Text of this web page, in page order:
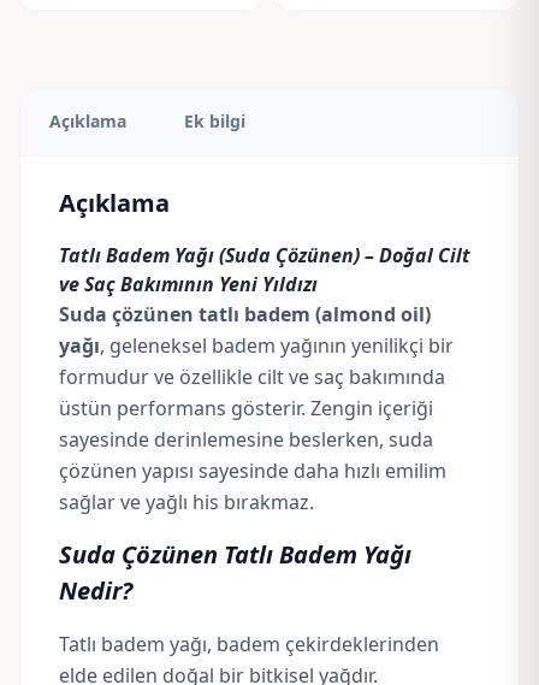
Açıklama Ek bilgi
Açıklama
Tatlı Badem Yağı (Suda Çözünen) – Doğal Cilt
ve Saç Bakımının Yeni Yıldızı
Suda çözünen tatlı badem (almond oil)
yağı, geleneksel badem yağının yenilikçi bir
formudur ve özellikle cilt ve saç bakımında
üstün performans gösterir. Zengin içeriği
sayesinde derinlemesine beslerken, suda
çözünen yapısı sayesinde daha hızlı emilim
sağlar ve yağlı his bırakmaz.
Suda Çözünen Tatlı Badem Yağı
Nedir?
Tatlı badem yağı, badem çekirdeklerinden
elde edilen doğal bir bitkisel yağdır.